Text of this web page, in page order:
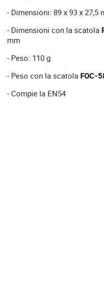
- Dimensioni: 89 x 93 x 27,5
- Dimensioni con la scatola
mm
- Peso: 110 g
- Peso con la scatola FOC-
- Compie la EN54